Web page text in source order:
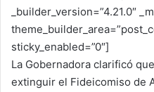
_builder_version=”4.21.0″
sticky_enabled=”0″]
La Gobernadora clarificó
extinguir el Fideicomiso de